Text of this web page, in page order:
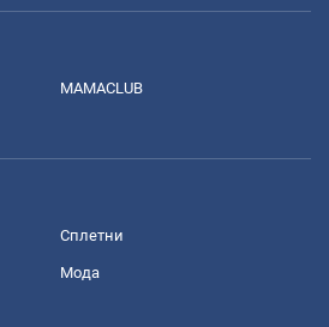
MAMACLUB
Сплетни
Мода